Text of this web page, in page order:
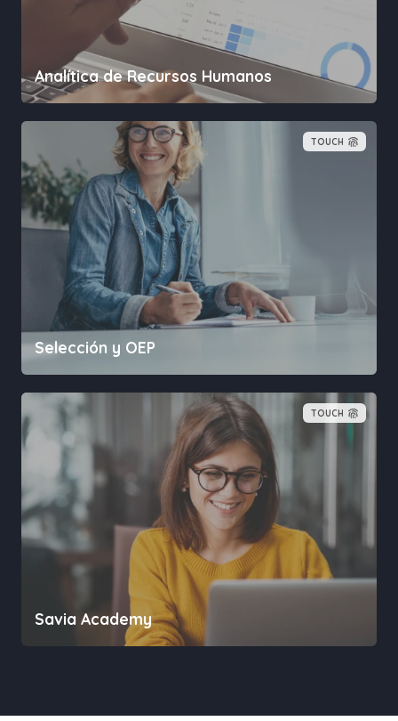
Analítica de Recursos Humanos
TOUCH
Selección y OEP
TOUCH
Savia Academy